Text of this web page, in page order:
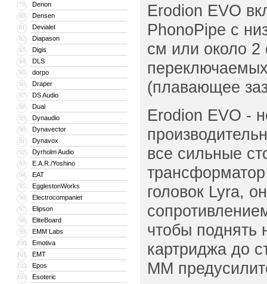
79 Denon
80 Densen
81 Devialet
82 Diapason
83 Digis
84 DLS
85 dorpo
86 Draper
87 DS Audio
88 Dual
89 Dynaudio
90 Dynavector
91 Dynavox
92 Dyrholm Audio
93 E.A.R./Yoshino
94 EAT
95 EgglestonWorks
96 Electrocompaniet
97 Elipson
98 EliteBoard
99 EMM Labs
100 Emotiva
101 EMT
102 Epos
103 Esoteric
Erodion EVO
PhonoPipe с
см или около 2
(плавающее
Erodion EVO -
все сильные
головок Lyra,
чтобы поднять
картриджа до
MM